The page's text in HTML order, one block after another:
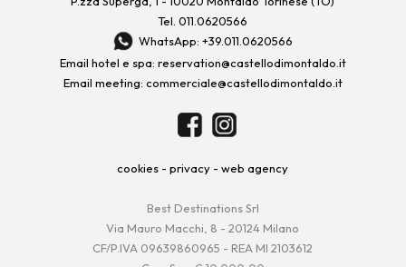
Tel.011.0620566
WhatsApp: +39.011.0620566
Email hotel e spa: reservation@castellodimontaldo.it
Email meeting: commerciale@castellodimontaldo.it
cookies -privacy -web agency
Best Destinations Srl
Via Mauro Macchi, 8 - 20124 Milano
CF/P.IVA 09639860965 - REA MI 2103612